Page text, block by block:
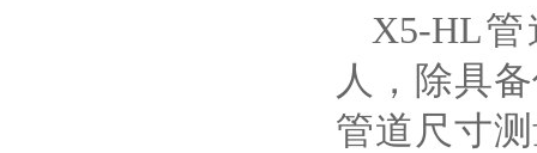
X5-HL
人，除具
管道尺寸